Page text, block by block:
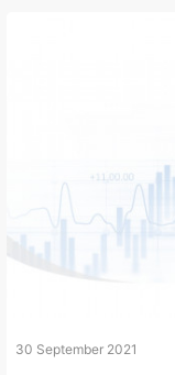
30 September 2021